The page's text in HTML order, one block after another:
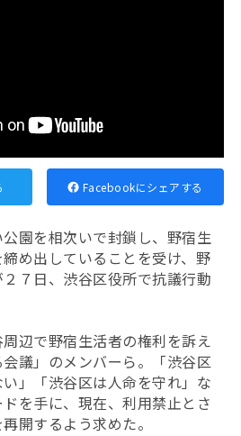
Facebookにシェアする
園を相次いで封鎖し、野宿生
め出していることを受け、野
７日、渋谷区役所で抗議行動
辺で野宿生活者の権利を訴え
議」のメンバーら。
「渋谷区
」「渋谷区は人命を守れ」な
を手に、現在、利用禁止とさ
開するよう求めた。